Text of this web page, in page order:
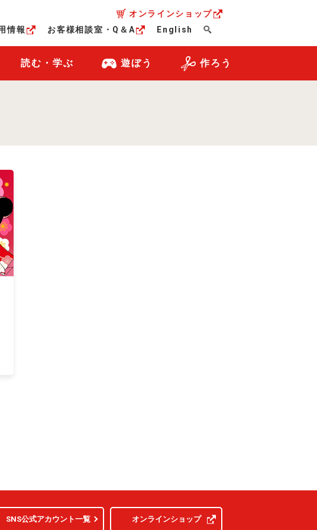
オンラインショップ
情報 お客様相談室・Q＆A English
読む・学ぶ 遊ぼう 作ろう
SNS公式アカウント一覧 オンラインショップ